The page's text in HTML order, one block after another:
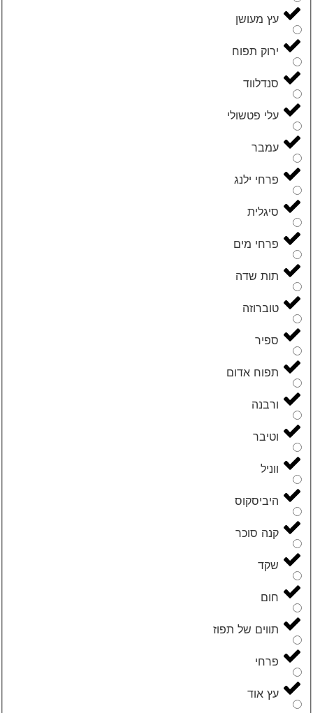
עץ מעושן
ירוק תפוח
סנדלווד
עלי פטשולי
עמבר
פרחי ילנג
סיגלית
פרחי מים
תות שדה
טוברוזה
ספיר
תפוח אדום
ורבנה
וטיבר
ווניל
היביסקוס
קנה סוכר
שקד
חום
תווים של תפוז
פרחי
עץ אוד